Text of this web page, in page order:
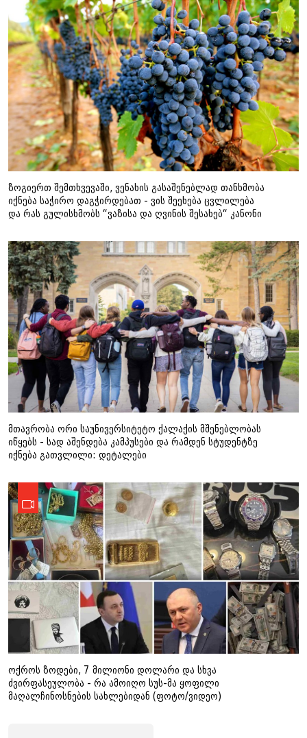
ზოგიერთ შემთხვევაში, ვენახის გასაშენებლად თანხმობა
იქნება საჭირო დაგჭირდებათ - ვის შეეხება ცვლილება
და რას გულისხმობს “ვაზისა და ღვინის შესახებ“ კანონი
მთავრობა ორი საუნივერსიტეტო ქალაქის მშენებლობას
იწყებს - სად აშენდება კამპუსები და რამდენ სტუდენტზე
იქნება გათვლილი: დეტალები
ოქროს ზოდები, 7 მილიონი დოლარი და სხვა
ძვირფასეულობა - რა ამოიღო სუს-მა ყოფილი
მაღალჩინოსნების სახლებიდან (ფოტო/ვიდეო)